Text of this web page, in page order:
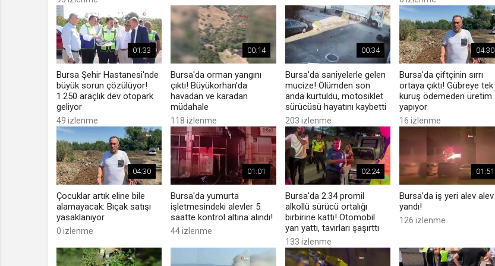
01:33
Bursa Şehir Hastanesi'nde
büyük sorun çözülüyor!
1.250 araçlık dev otopark
geliyor
49 izlenme
00:14
Bursa'da orman yangını
çıktı! Büyükorhan'da
havadan ve karadan
müdahale
118 izlenme
00:34
Bursa'da saniyelerle gelen
mucize! Ölümden son
anda kurtuldu, motosiklet
sürücüsü hayatını kaybetti
203 izlenme
04:30
Bursa'da çiftçinin sırrı
ortaya çıktı! Gübreye tek
kuruş ödemeden üretim
yapıyor
16 izlenme
04:30
Çocuklar artık eline bile
alamayacak: Bıçak satışı
yasaklanıyor
0 izlenme
01:01
Bursa'da yumurta
işletmesindeki alevler 5
saatte kontrol altına alındı!
44 izlenme
02:24
Bursa'da 2.34 promil
alkollü sürücü ortalığı
birbirine kattı! Otomobil
yan yattı, tavırları şaşırttı
133 izlenme
01:51
Bursa’da iş yeri alev alev
yandı!
126 izlenme